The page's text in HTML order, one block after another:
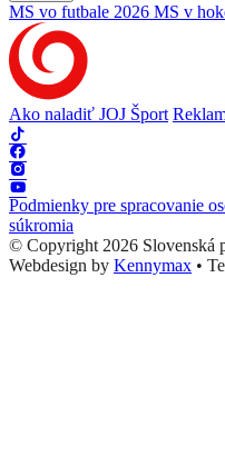
MS vo futbale 2026 MS v
Ako naladiť JOJ Šport
Podmienky pre spracovanie
súkromia
© Copyright 2026 Slovenská
Webdesign by Kennymax •